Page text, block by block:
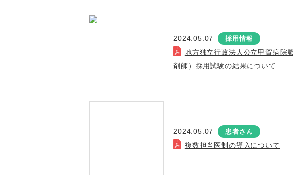
2024.05.07 採用情報
地方独立行政法人公立甲賀病院
剤師）採用試験の結果について
2024.05.07 患者さん
複数担当医制の導入について